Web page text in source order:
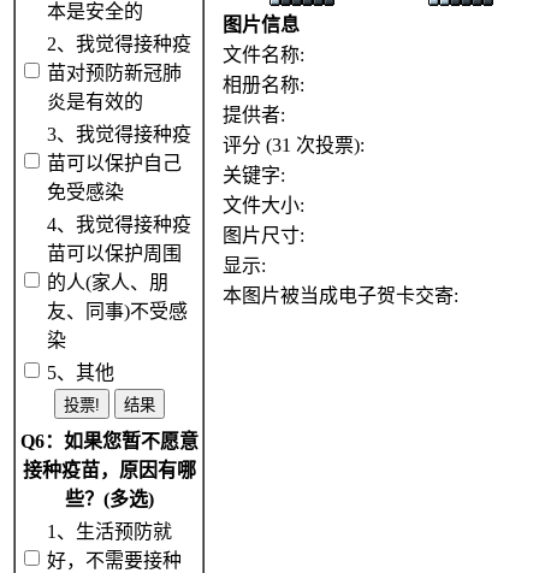
本是安全的
2、我觉得接种疫
苗对预防新冠肺
炎是有效的
3、我觉得接种疫
苗可以保护自己
免受感染
4、我觉得接种疫
苗可以保护周围
的人(家人、朋
友、同事)不受感
染
5、其他
Q6：如果您暂不愿意
接种疫苗，原因有哪
些？(多选)
1、生活预防就
好，不需要接种
图片信息
文件名称:
相册名称:
提供者:
评分 (31 次投票):
关键字:
文件大小:
图片尺寸:
显示:
本图片被当成电子贺卡交寄: